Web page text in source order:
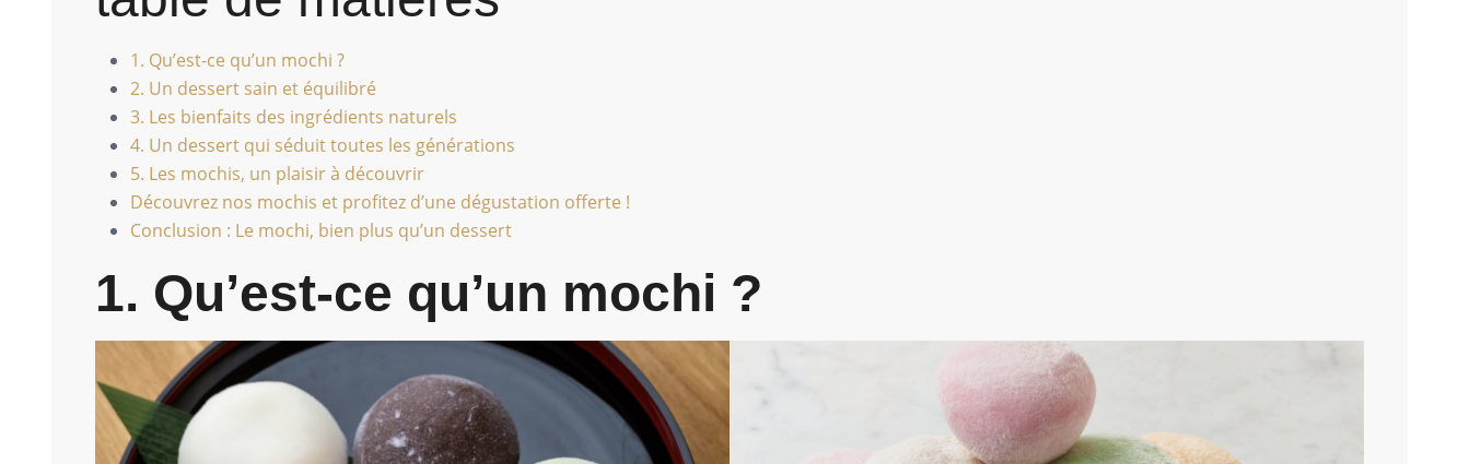
1. Qu’est-ce qu’un mochi ?
2. Un dessert sain et équilibré
3. Les bienfaits des ingrédients naturels
4. Un dessert qui séduit toutes les générations
5. Les mochis, un plaisir à découvrir
Découvrez nos mochis et profitez d’une dégustation offerte !
Conclusion : Le mochi, bien plus qu’un dessert
1. Qu’est-ce qu’un mochi ?